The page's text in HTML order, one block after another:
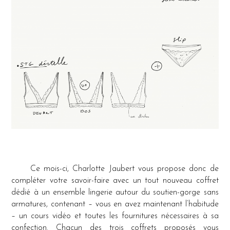
Ce mois-ci, Charlotte Jaubert vous propose donc de
compléter votre savoir-faire avec un tout nouveau coffret
dédié à un ensemble lingerie autour du soutien-gorge sans
armatures, contenant – vous en avez maintenant l’habitude
– un cours vidéo et toutes les fournitures nécessaires à sa
confection. Chacun des trois coffrets proposés vous